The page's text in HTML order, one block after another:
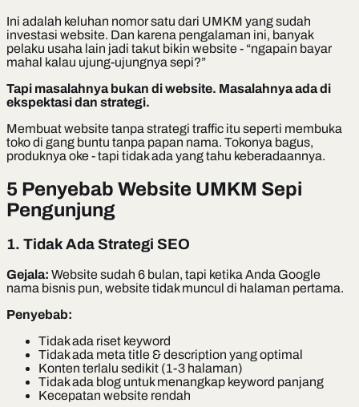
Ini adalah keluhan nomor satu dari UMKM yang sudah
investasi website. Dan karena pengalaman ini, banyak
pelaku usaha lain jadi takut bikin website - “ngapain bayar
mahal kalau ujung-ujungnya sepi?”
Tapi masalahnya bukan di website. Masalahnya ada di
ekspektasi dan strategi.
Membuat website tanpa strategi traffic itu seperti membuka
toko di gang buntu tanpa papan nama. Tokonya bagus,
produknya oke - tapi tidak ada yang tahu keberadaannya.
5 Penyebab Website UMKM Sepi
Pengunjung
1. Tidak Ada Strategi SEO
Gejala: Website sudah 6 bulan, tapi ketika Anda Google
nama bisnis pun, website tidak muncul di halaman pertama.
Penyebab:
Tidak ada riset keyword
Tidak ada meta title & description yang optimal
Konten terlalu sedikit (1-3 halaman)
Tidak ada blog untuk menangkap keyword panjang
Kecepatan website rendah